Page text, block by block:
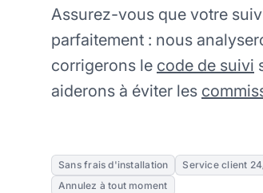
Assurez-vous que votre
parfaitement : nous
corrigerons le code de suivi
aiderons à éviter les
Sans frais d'installation Service client
Annulez à tout moment